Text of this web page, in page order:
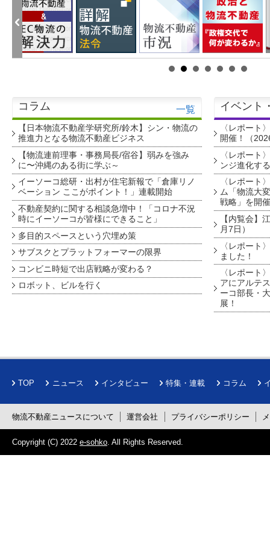
コラム 一覧
【日本物流不動産学研究所/鈴木】シン・物流の
推進力となる物流不動産ビジネス
【物流連前理事・事務局長/宿谷】弱みを強み
に〜沖縄のある街に学ぶ～
イーソーコ総研・出村が住宅新報で「倉庫リノ
ベーション ここがポイント！」連載開始
不動産契約に関する相談急増中！「コロナ不況
時にイーソーコが皆様にできること」
多目的スペースという穴埋め策
サブスクとプラットフォーマーの限界
コンビニ時短で出店戦略が変わる？
ロボット、ビルを行く
イベント
〈レポート
開催！（
〈レポート
ンジ進化す
〈レポート
ム「物流大
戦略」を開
【内覧会】
月7日）
〈レポート
ました！
〈レポート
アにアルテ
ーコ部長・
展！
TOP ニュース インタビュー 特集・連載 コラム
物流不動産ニュースについて 運営会社 プライバシーポリシー
Copyright (C) 2022 e-sohko. All Rights Reserved.